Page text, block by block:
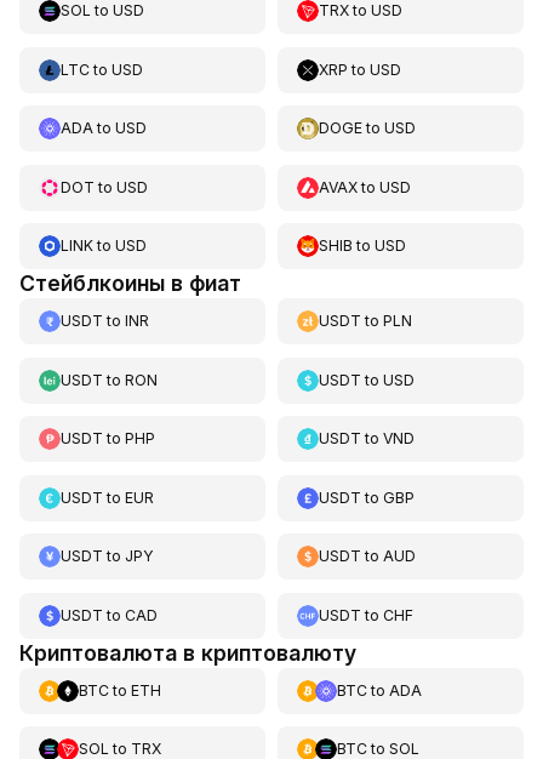
SOL to USD TRXtoUSD
LTCto USD XRP toUSD
ADAto USD DOGEtoUSD
DOT to USD AVAXtoUSD
LINKto USD SHIB toUSD
Стейблкоины в фиат
USDT to INR USDT toPLN
USDT to RON USDT toUSD
USDT to PHP USDT toVND
USDT to EUR USDT toGBP
USDT to JPY USDT toAUD
USDT to CAD USDT toCHF
Криптовалюта в криптовалюту
BTCto ETH BTCto ADA
SOL to TRX BTCto SOL